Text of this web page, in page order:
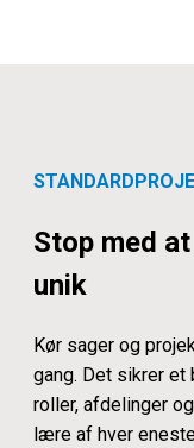
Stop med
unik
Kør sager og
gang. Det sikrer
roller, afdelinger
lære af hver